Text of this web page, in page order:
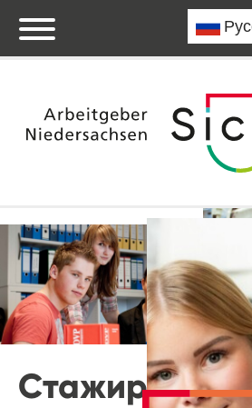
Стажировки